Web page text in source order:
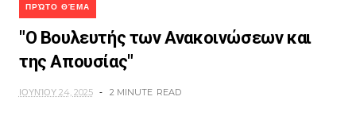
ΠΡΏΤΟ ΘΈΜΑ
"Ο Βουλευτής των Ανακοινώσεων και
της Απουσίας"
ΙΟΥΝΊΟΥ 24, 2025 2 MINUTE READ